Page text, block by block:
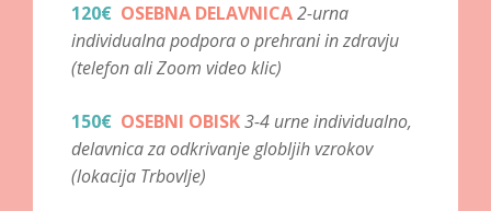
120€ OSEBNA DELAVNICA2-urna
individualna podpora o prehrani in zdravju
(telefon ali Zoom video klic)
150€ OSEBNI OBISK3-4 urne individualno,
delavnica za odkrivanje globljih vzrokov
(lokacija Trbovlje)